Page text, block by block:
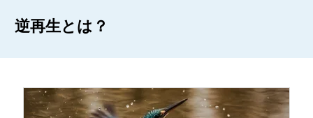
逆再生とは？